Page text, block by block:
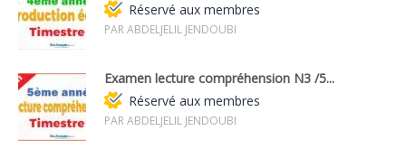
Réservé aux membres
PAR ABDELJELIL JENDOUBI
Examen lecture compréhension N3 /5...
Réservé aux membres
PAR ABDELJELIL JENDOUBI